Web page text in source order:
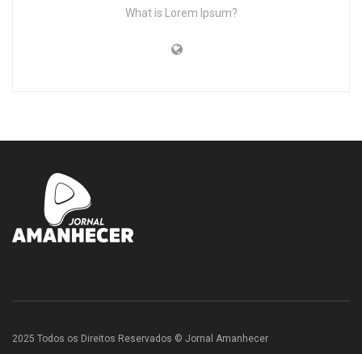
What is Lorem Ipsum?
2025 Todos os Direitos Reservados © Jornal Amanhecer